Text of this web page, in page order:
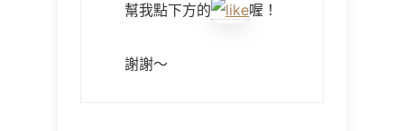
幫我點下方的 喔！
謝謝～